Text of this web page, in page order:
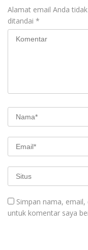
Alamat email Anda
ditandai *
Simpan nama,
untuk komentar saya